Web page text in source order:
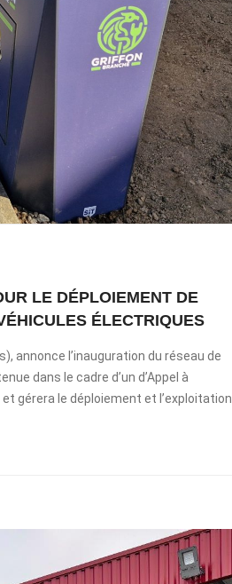
LE DÉPLOIEMENT DE
ÉLECTRIQUES
annonce l’inauguration du réseau de
dans le cadre d’un d’Appel à
gérera le déploiement et l’exploitation